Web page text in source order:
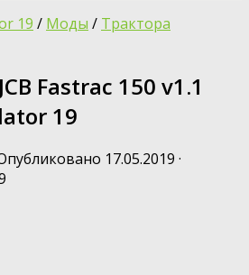
19 / Моды / Трактора
Fastrac 150 v1.1
19
17.05.2019 ·